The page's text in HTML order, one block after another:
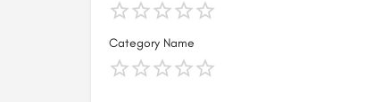
Category Name